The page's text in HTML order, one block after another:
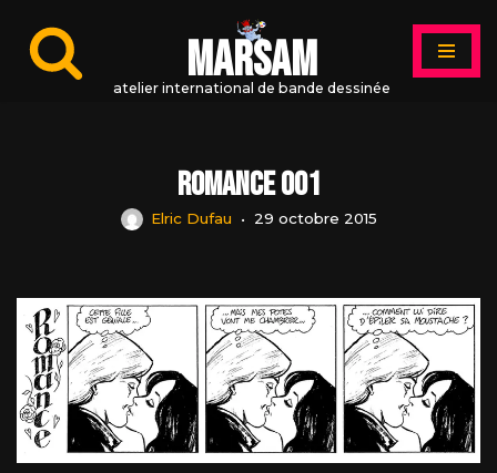
Aller
MARSAM
atelier international de bande dessinée
Romance 001
Elric Dufau 29 octobre 2015